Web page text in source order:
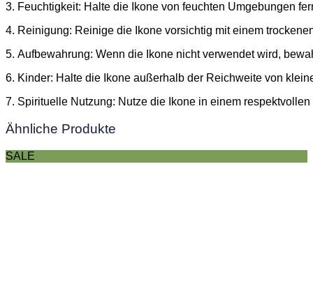
3. Feuchtigkeit: Halte die Ikone von feuchten Umgebungen
4. Reinigung: Reinige die Ikone vorsichtig mit einem
5. Aufbewahrung: Wenn die Ikone nicht verwendet wird,
6. Kinder: Halte die Ikone außerhalb der Reichweite von
7. Spirituelle Nutzung: Nutze die Ikone in einem
Ähnliche Produkte
SALE